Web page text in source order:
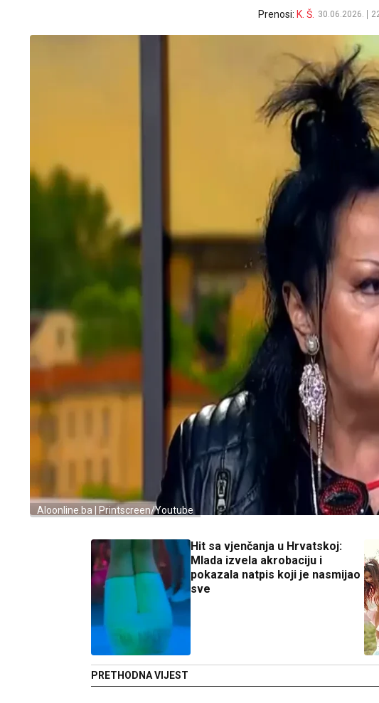
Prenosi: K. Š. 30.06.2026.
Aloonline.ba | Printscreen/Youtube
Hit sa vjenčanja u Hrvatskoj:
Mlada izvela akrobaciju i
pokazala natpis koji je nasmijao
sve
PRETHODNA VIJEST